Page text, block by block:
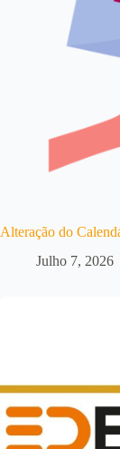
Alteração do
Julho 7, 2026